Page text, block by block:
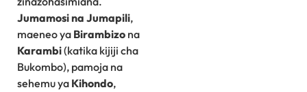
Jumamosi na Jumapili,
maeneo ya Birambizo na
Karambi(katika kijiji cha
Bukombo), pamoja na
sehemu ya Kihondo,